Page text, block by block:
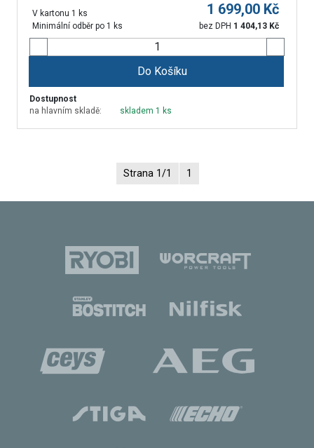
V kartonu 1 ks
Minimální odběr po 1 ks
1 699,00 Kč
bez DPH 1 404,13 Kč
Do Košíku
Dostupnost
na hlavním skladě:
skladem 1 ks
Strana 1/1 1